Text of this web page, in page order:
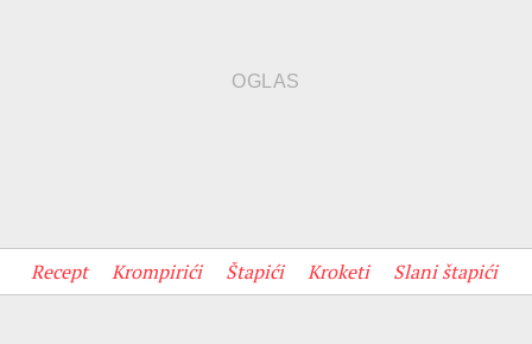
Recept Krompirići Štapići Kroketi Slani štapići